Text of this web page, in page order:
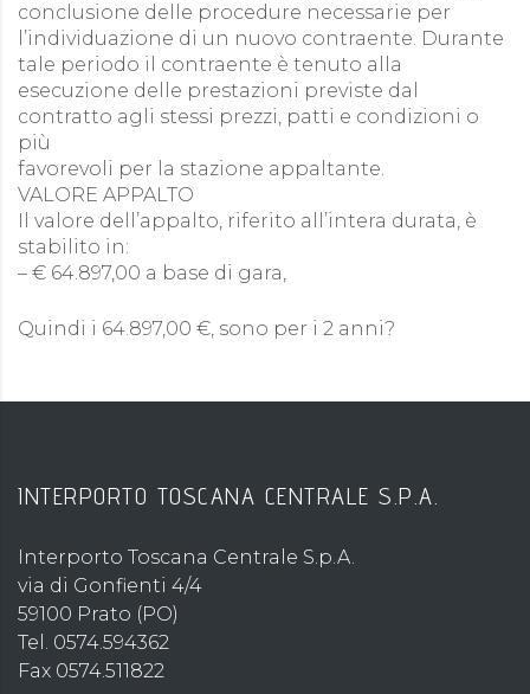
conclusione delle procedure necessarie per
l’individuazione di un nuovo contraente. Durante
tale periodo il contraente è tenuto alla
esecuzione delle prestazioni previste dal
contratto agli stessi prezzi, patti e condizioni o
più
favorevoli per la stazione appaltante.
VALORE APPALTO
Il valore dell’appalto, riferito all’intera durata, è
stabilito in:
– € 64.897,00 a base di gara,
Quindi i 64.897,00 €, sono per i 2 anni?
INTERPORTO TOSCANA CENTRALE S.P.A.
Interporto Toscana Centrale S.p.A.
via di Gonfienti 4/4
59100 Prato (PO)
Tel. 0574.594362
Fax 0574.511822